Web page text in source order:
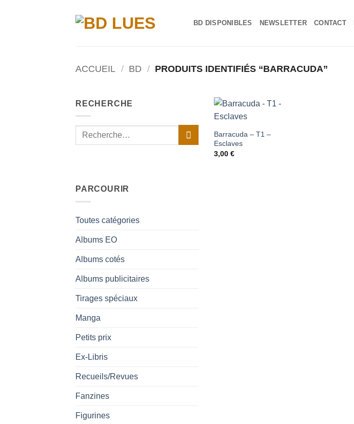
BD DISPONIBLES NEWSLETTER CONTACT
ACCUEIL / BD / PRODUITS IDENTIFIÉS “BARRACUDA”
RECHERCHE
Recherche
PARCOURIR
Toutes catégories
Albums EO
Albums cotés
Albums publicitaires
Tirages spéciaux
Manga
Petits prix
Ex-Libris
Recueils/Revues
Fanzines
Figurines
Barracuda – T1 –
Esclaves
3,00 €